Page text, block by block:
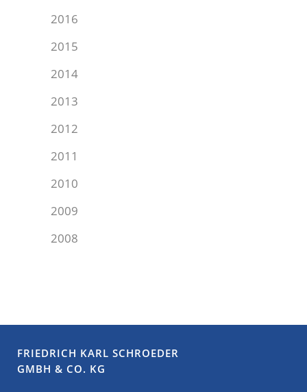
2016
2015
2014
2013
2012
2011
2010
2009
2008
FRIEDRICH KARL SCHROEDER
GMBH & CO. KG